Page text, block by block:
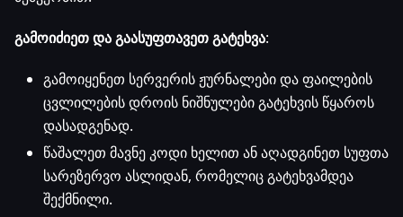
გამოიძიეთ და გაასუფთავეთ გატეხვა:
გამოიყენეთ სერვერის ჟურნალები და ფაილების
ცვლილების დროის ნიშნულები გატეხვის წყაროს
დასადგენად.
წაშალეთ მავნე კოდი ხელით ან აღადგინეთ სუფთა
სარეზერვო ასლიდან, რომელიც გატეხვამდეა
შექმნილი.